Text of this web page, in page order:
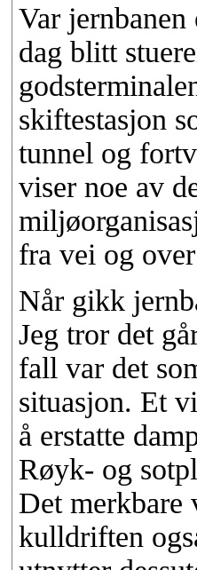
Var
dag blitt
skiftestasjon
tunnel og
viser noe av
fra vei og
Når gikk
Jeg tror det
fall var det
situasjon. Et
å erstatte
Røyk- og
Det merkbare
kulldriften